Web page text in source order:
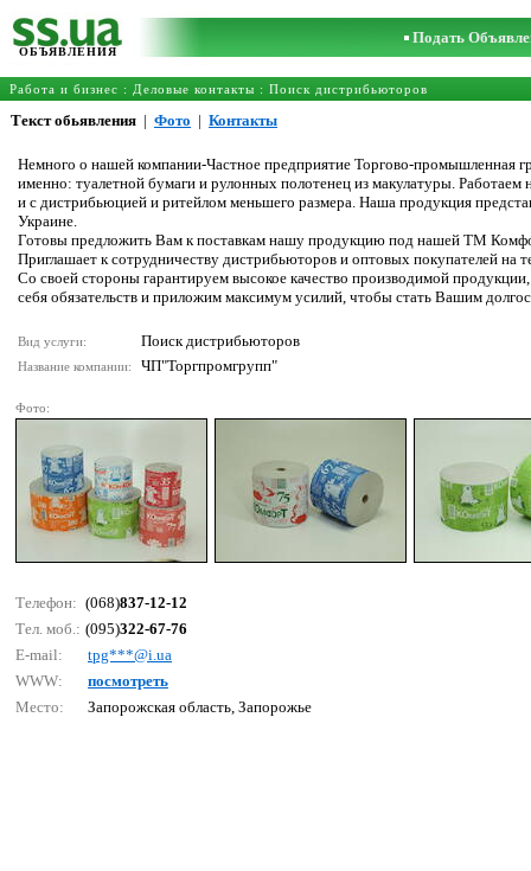
ОБЪЯВЛЕНИЯ
Подать
Работа и бизнес : Деловые контакты : Поиск дистрибьюторов
Текст обьявления | Фото | Контакты
Немного о нашей компании-Частное предприятие Торгово-промышленная
именно: туалетной бумаги и рулонных полотенец из макулатуры.
и с дистрибьюцией и ритейлом меньшего размера. Наша продукция
Украине.
Готовы предложить Вам к поставкам нашу продукцию под нашей ТМ
Приглашает к сотрудничеству дистрибьюторов и оптовых покупателей на
Со своей стороны гарантируем высокое качество производимой
себя обязательств и приложим максимум усилий, чтобы стать Вашим
Вид услуги: Поиск дистрибьюторов
Название компании: ЧП"Торгпромгрупп"
Фото:
Телефон: (068)837-12-12
Тел. моб.: (095)322-67-76
E-mail:
tрg***@i.uа
WWW:
посмотреть
Место:
Запорожская область, Запорожье